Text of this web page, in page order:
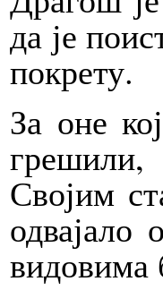
да је
покрету.
За оне
Својим
видовима